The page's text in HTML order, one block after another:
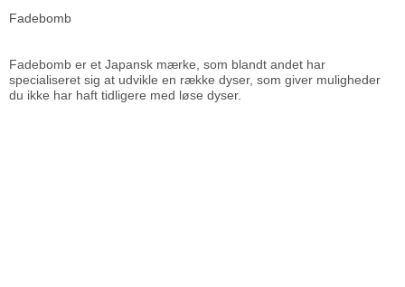
Fadebomb
Fadebomb er et Japansk mærke, som blandt andet har
specialiseret sig at udvikle en række dyser, som giver muligheder
du ikke har haft tidligere med løse dyser.